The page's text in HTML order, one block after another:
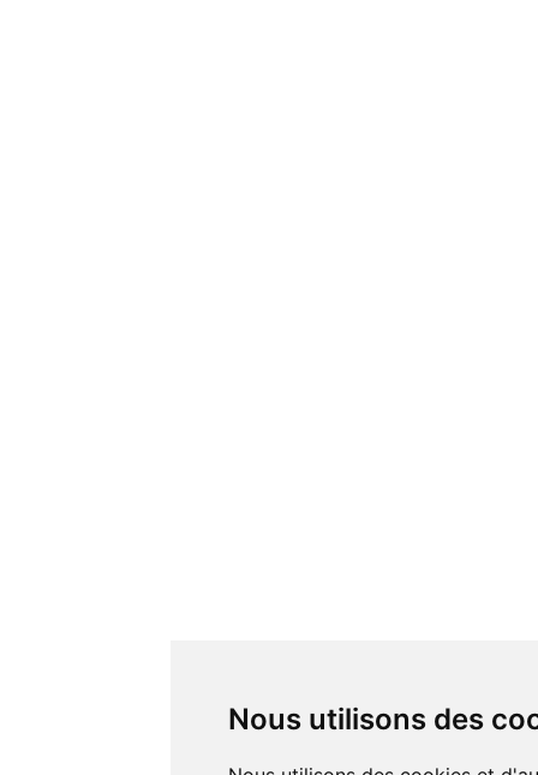
Nous utilisons des